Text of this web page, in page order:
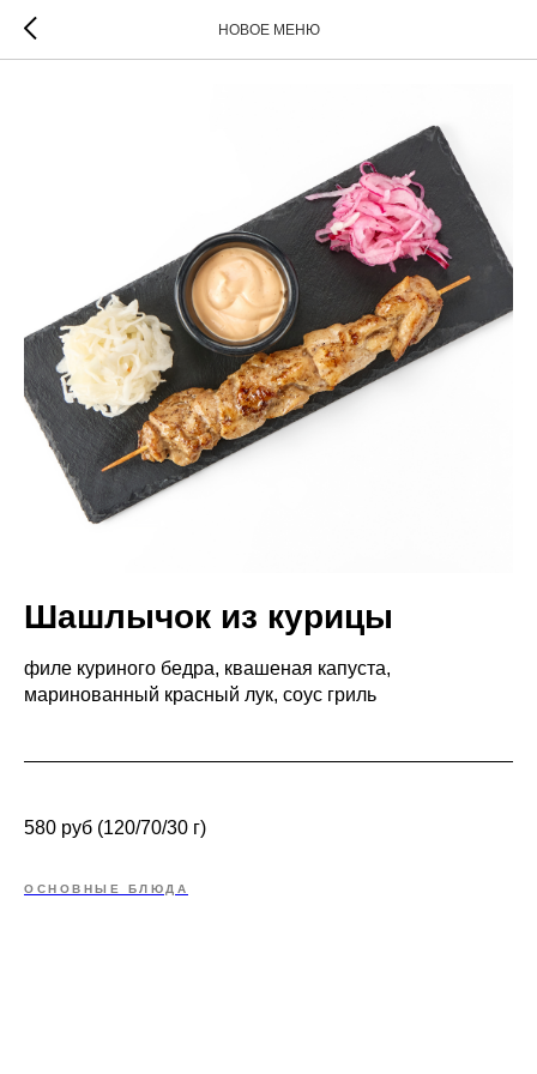
НОВОЕ МЕНЮ
Шашлычок из курицы
филе куриного бедра, квашеная капуста,
маринованный красный лук, соус гриль
580 руб (120/70/30 г)
ОСНОВНЫЕ БЛЮДА